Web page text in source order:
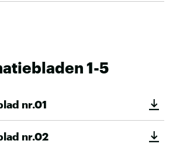
1-5
nr.01
nr.02